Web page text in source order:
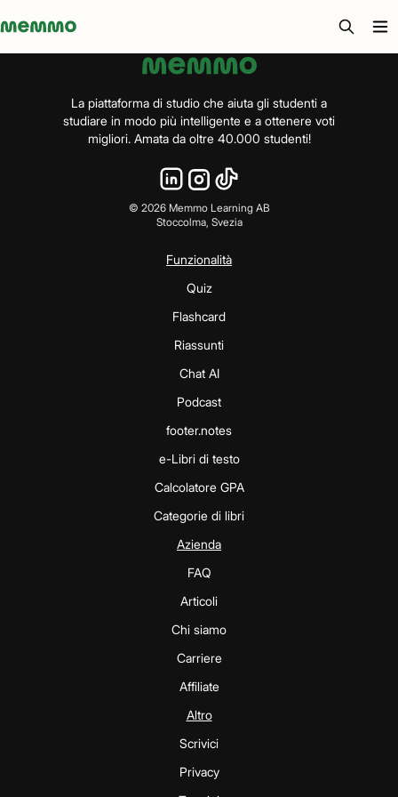
Memmo - AI-verktyg och digital kurslitteratur
La piattaforma di studio che aiuta gli studenti a
studiare in modo più intelligente e a ottenere voti
migliori. Amata da oltre 40.000 studenti!
© 2026Memmo Learning AB
Stoccolma, Svezia
Funzionalità
Quiz
Flashcard
Riassunti
Chat AI
Podcast
footer.notes
e-Libri di testo
Calcolatore GPA
Categorie di libri
Azienda
FAQ
Articoli
Chi siamo
Carriere
Affiliate
Altro
Scrivici
Privacy